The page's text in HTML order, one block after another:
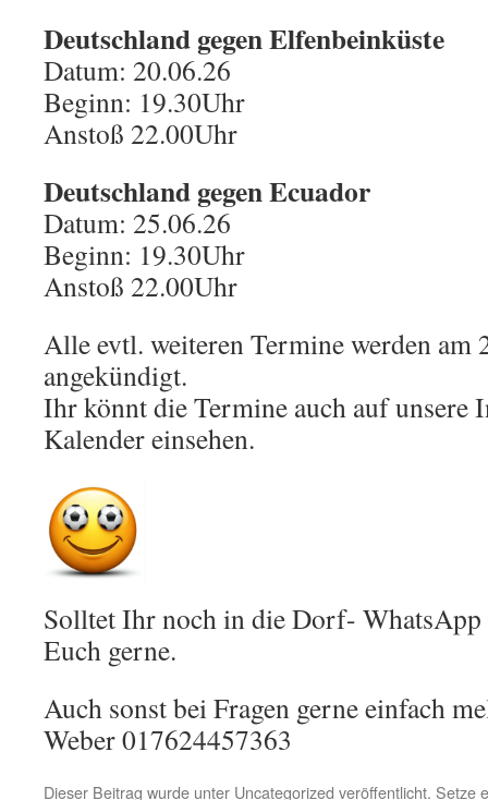
Deutschland gegen Elfenbeinküste
Datum: 20.06.26
Beginn: 19.30Uhr
Anstoß 22.00Uhr
Deutschland gegen Ecuador
Datum: 25.06.26
Beginn: 19.30Uhr
Anstoß 22.00Uhr
Alle evtl. weiteren Termine werden am
angekündigt.
Ihr könnt die Termine auch auf unsere
Kalender einsehen.
Solltet Ihr noch in die Dorf-
Euch gerne.
Auch sonst bei Fragen gerne einfach
Weber 017624457363
Dieser Beitrag wurde unter Uncategorized veröffentlicht. Setze